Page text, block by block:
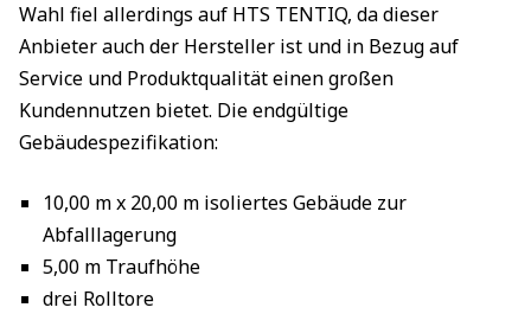
Wahl fiel allerdings auf HTS TENTIQ, da dieser
Anbieter auch der Hersteller ist und in Bezug auf
Service und Produktqualität einen großen
Kundennutzen bietet. Die endgültige
Gebäudespezifikation:
10,00 m x 20,00 m isoliertes Gebäude zur
Abfalllagerung
5,00 m Traufhöhe
drei Rolltore